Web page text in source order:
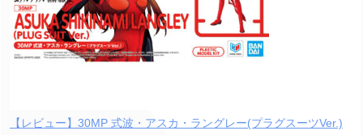
【レビュー】30MP 式波・アスカ・ラングレー(プラグスーツVer.)